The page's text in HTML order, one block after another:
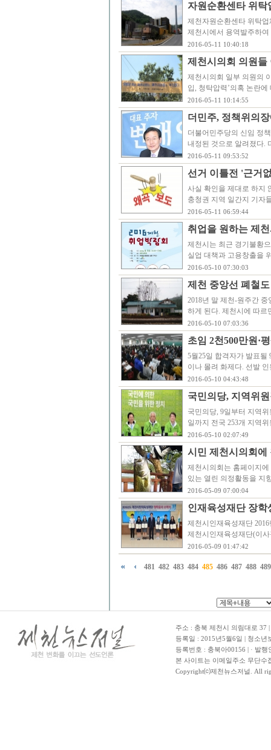
자원순환센타 위
제천자원순환센타 위탁
제천시에서 용역발주하
2016-05-11 10:40:18
제천시의회 의원들
제천시의회 일부 의원의
입, 청탁압력’의혹 논란
2016-05-11 10:14:55
더민주, 정책위의
더불어민주당의 신임 정
내정된 것으로 알려졌다.
2016-05-11 09:53:52
선거 이틀전 '근거
사실 확인을 제대로 하지
충청권 지역 일간지 기자
2016-05-11 06:59:44
취업을 원하는 제
제천시는 최근 경기불황
실업 대책과 고용창출을
2016-05-10 07:30:03
제천 중앙선 폐철
2018년 말 제천-원주간
하게 된다. 제천시에 따
2016-05-10 07:03:36
초임 2천500만원·
5월25일 합격자가 발표될
이나 몰려 화제다. 선발
2016-05-10 04:43:48
국민의당, 지역위
국민의당, 9일부터 지역
일까지 전국 253개 지역
2016-05-10 02:07:49
시민 제천시의회
제천시의회는 홈페이지
있는 열린 의정활동을 지
2016-05-09 07:00:04
인재육성재단 장
제천시인재육성재단
제천시인재육성재단(이
2016-05-09 01:47:42
481 482 483 484 485 486 487 488 489
주소 : 충북 제천시 의림대로 37
등록일 : 2015년5월6일 | 청소
등록번호 : 충북아00156 | · 발
본 사이트는 이메일주소 무단수
Copyright⒞제천뉴스저널. All